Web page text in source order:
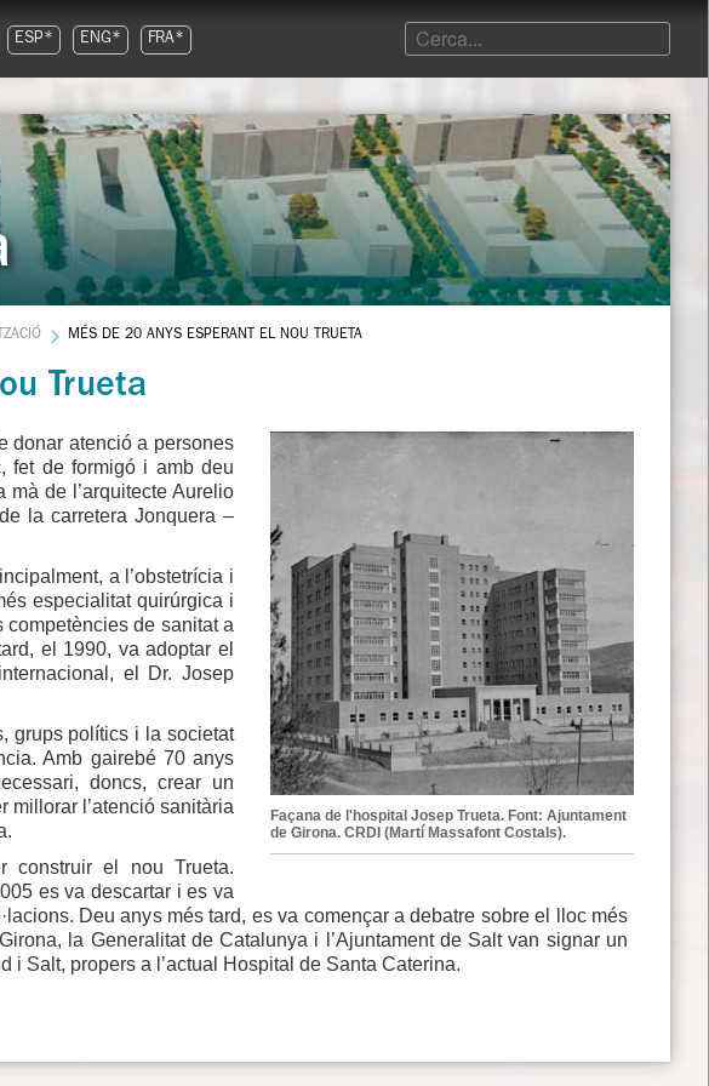
ESP* ENG* FRA*
MÉS DE 20 ANYS ESPERANT EL NOU TRUETA
Trueta
Façana de l'hospital Josep Trueta. Font: Ajuntament
de Girona. CRDI (Martí Massafont Costals).
donar atenció a persones
fet de formigó i amb deu
de l’arquitecte Aurelio
la carretera Jonquera –
a l’obstetrícia i
especialitat quirúrgica i
competències de sanitat a
el 1990, va adoptar el
el Dr. Josep
grups polítics i la societat
Amb gairebé 70 anys
doncs, crear un
millorar l’atenció sanitària
construir el nou Trueta.
es va descartar i es va
Deu anys més tard, es va començar a debatre sobre el lloc més
la Generalitat de Catalunya i l’Ajuntament de Salt van signar un
i Salt, propers a l’actual Hospital de Santa Caterina.